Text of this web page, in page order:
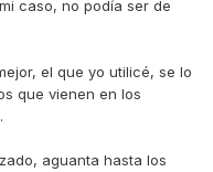
caso, no podía ser de
el que yo utilicé, se lo
que vienen en los
aguanta hasta los